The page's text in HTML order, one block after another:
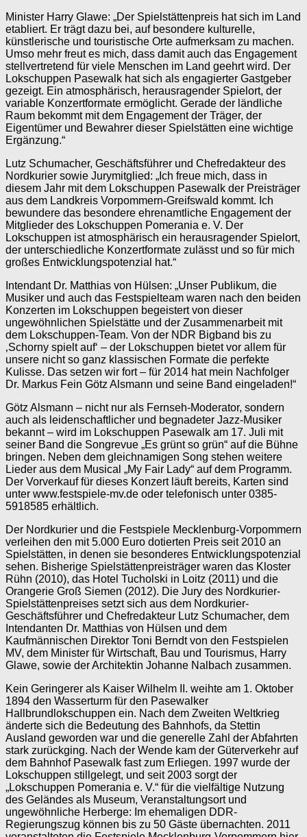
Minister Harry Glawe: „Der Spielstättenpreis hat sich im Land
etabliert. Er trägt dazu bei, auf besondere kulturelle,
künstlerische und touristische Orte aufmerksam zu machen.
Umso mehr freut es mich, dass damit auch das Engagement
stellvertretend für viele Menschen im Land geehrt wird. Der
Lokschuppen Pasewalk hat sich als engagierter Gastgeber
gezeigt. Ein atmosphärisch, herausragender Spielort, der
variable Konzertformate ermöglicht. Gerade der ländliche
Raum bekommt mit dem Engagement der Träger, der
Eigentümer und Bewahrer dieser Spielstätten eine wichtige
Ergänzung.“
Lutz Schumacher, Geschäftsführer und Chefredakteur des
Nordkurier sowie Jurymitglied: „Ich freue mich, dass in
diesem Jahr mit dem Lokschuppen Pasewalk der Preisträger
aus dem Landkreis Vorpommern-Greifswald kommt. Ich
bewundere das besondere ehrenamtliche Engagement der
Mitglieder des Lokschuppen Pomerania e. V. Der
Lokschuppen ist atmosphärisch ein herausragender Spielort,
der unterschiedliche Konzertformate zulässt und so für mich
großes Entwicklungspotenzial hat.“
Intendant Dr. Matthias von Hülsen: „Unser Publikum, die
Musiker und auch das Festspielteam waren nach den beiden
Konzerten im Lokschuppen begeistert von dieser
ungewöhnlichen Spielstätte und der Zusammenarbeit mit
dem Lokschuppen-Team. Von der NDR Bigband bis zu
‚Schorny spielt auf‘ – der Lokschuppen bietet vor allem für
unsere nicht so ganz klassischen Formate die perfekte
Kulisse. Das setzen wir fort – für 2014 hat mein Nachfolger
Dr. Markus Fein Götz Alsmann und seine Band eingeladen!“
Götz Alsmann – nicht nur als Fernseh-Moderator, sondern
auch als leidenschaftlicher und begnadeter Jazz-Musiker
bekannt – wird im Lokschuppen Pasewalk am 17. Juli mit
seiner Band die Songrevue „Es grünt so grün“ auf die Bühne
bringen. Neben dem gleichnamigen Song stehen weitere
Lieder aus dem Musical „My Fair Lady“ auf dem Programm.
Der Vorverkauf für dieses Konzert läuft bereits, Karten sind
unter www.festspiele-mv.de oder telefonisch unter 0385-
5918585 erhältlich.
Der Nordkurier und die Festspiele Mecklenburg-Vorpommern
verleihen den mit 5.000 Euro dotierten Preis seit 2010 an
Spielstätten, in denen sie besonderes Entwicklungspotenzial
sehen. Bisherige Spielstättenpreisträger waren das Kloster
Rühn (2010), das Hotel Tucholski in Loitz (2011) und die
Orangerie Groß Siemen (2012). Die Jury des Nordkurier-
Spielstättenpreises setzt sich aus dem Nordkurier-
Geschäftsführer und Chefredakteur Lutz Schumacher, dem
Intendanten Dr. Matthias von Hülsen und dem
Kaufmännischen Direktor Toni Berndt von den Festspielen
MV, dem Minister für Wirtschaft, Bau und Tourismus, Harry
Glawe, sowie der Architektin Johanne Nalbach zusammen.
Kein Geringerer als Kaiser Wilhelm II. weihte am 1. Oktober
1894 den Wasserturm für den Pasewalker
Hallbrundlokschuppen ein. Nach dem Zweiten Weltkrieg
änderte sich die Bedeutung des Bahnhofs, da Stettin
Ausland geworden war und die generelle Zahl der Abfahrten
stark zurückging. Nach der Wende kam der Güterverkehr auf
dem Bahnhof Pasewalk fast zum Erliegen. 1997 wurde der
Lokschuppen stillgelegt, und seit 2003 sorgt der
„Lokschuppen Pomerania e. V.“ für die vielfältige Nutzung
des Geländes als Museum, Veranstaltungsort und
ungewöhnliche Herberge: Im ehemaligen DDR-
Regierungszug können bis zu 50 Gäste übernachten. 2011